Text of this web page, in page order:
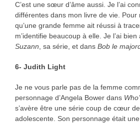
C’est une sœur d’âme aussi. Je l’ai
différentes dans mon livre de vie. Pour
qu’une grande femme ait réussi à
m’identifie beaucoup à elle. Je l’ai
Suzann, sa série, et dans Bob le
6- Judith Light
Je ne vous parle pas de la femme
personnage d’Angela Bower dans
s’avère être une série coup de cœur
adolescente. Son personnage était